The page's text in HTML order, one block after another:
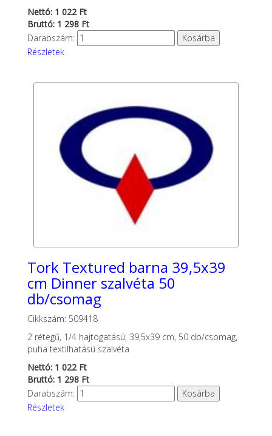
Nettó: 1 022 Ft
Bruttó: 1 298 Ft
Darabszám:
Részletek
Tork Textured barna 39,5x39
cm Dinner szalvéta 50
db/csomag
Cikkszám: 509418
2 rétegű, 1/4 hajtogatású, 39,5x39 cm, 50 db/csomag,
puha textilhatású szalvéta
Nettó: 1 022 Ft
Bruttó: 1 298 Ft
Darabszám:
Részletek